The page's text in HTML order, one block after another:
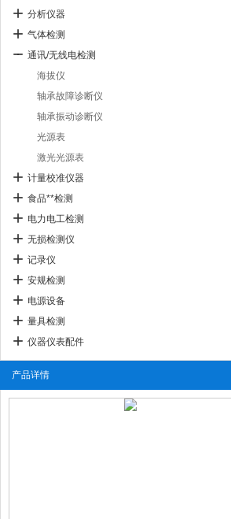
分析仪器
气体检测
通讯/无线电检测
海拔仪
轴承故障诊断仪
轴承振动诊断仪
光源表
激光光源表
计量校准仪器
食品**检测
电力电工检测
无损检测仪
记录仪
安规检测
电源设备
量具检测
仪器仪表配件
产品详情